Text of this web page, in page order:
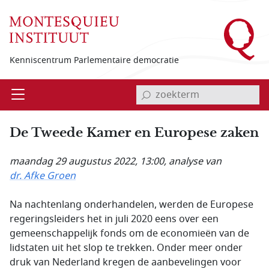
Kenniscentrum Parlementaire democratie
Open invoerveld zoekterm
De Tweede Kamer en Europese zaken
maandag 29 augustus 2022, 13:00, analyse van
dr. Afke Groen
Na nachtenlang onderhandelen, werden de Europese
regeringsleiders het in juli 2020 eens over een
gemeenschappelijk fonds om de economieën van de
lidstaten uit het slop te trekken. Onder meer onder
druk van Nederland kregen de aanbevelingen voor